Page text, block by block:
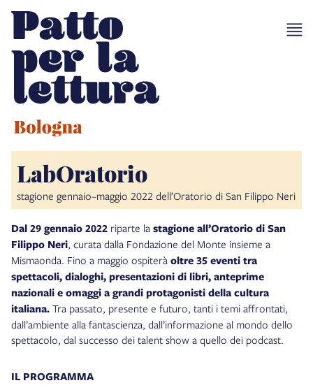
LabOratorio
stagione gennaio–maggio 2022 dell’Oratorio di San Filippo Neri
Dal 29 gennaio 2022 riparte la stagione all’Oratorio di San
Filippo Neri, curata dalla Fondazione del Monte insieme a
Mismaonda. Fino a maggio ospiterà oltre 35 eventi tra
spettacoli, dialoghi, presentazioni di libri, anteprime
nazionali e omaggi a grandi protagonisti della cultura
italiana. Tra passato, presente e futuro, tanti i temi affrontati,
dall’ambiente alla fantascienza, dall’informazione al mondo dello
spettacolo, dal successo dei talent show a quello dei podcast.
IL PROGRAMMA